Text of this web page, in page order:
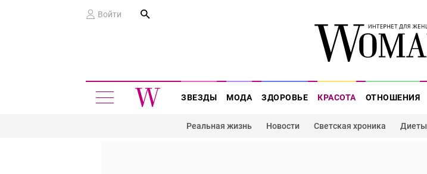
Войти
ЗВЕЗДЫ МОДА ЗДОРОВЬЕ КРАСОТА ОТНОШЕНИЯ
Реальная жизнь Новости Светская хроника Диеты